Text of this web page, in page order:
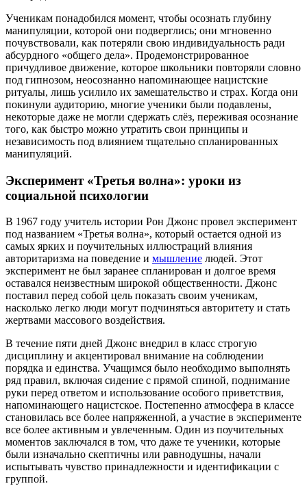
Ученикам понадобился момент, чтобы осознать глубину
манипуляции, которой они подверглись; они мгновенно
почувствовали, как потеряли свою индивидуальность ради
абсурдного «общего дела». Продемонстрированное
причудливое движение, которое школьники повторяли словно
под гипнозом, неосознанно напоминающее нацистские
ритуалы, лишь усилило их замешательство и страх. Когда они
покинули аудиторию, многие ученики были подавлены,
некоторые даже не могли сдержать слёз, переживая осознание
того, как быстро можно утратить свои принципы и
независимость под влиянием тщательно спланированных
манипуляций.
Эксперимент «Третья волна»: уроки из
социальной психологии
В 1967 году учитель истории Рон Джонс провел эксперимент
под названием «Третья волна», который остается одной из
самых ярких и поучительных иллюстраций влияния
авторитаризма на поведение и мышление людей. Этот
эксперимент не был заранее спланирован и долгое время
оставался неизвестным широкой общественности. Джонс
поставил перед собой цель показать своим ученикам,
насколько легко люди могут подчиняться авторитету и стать
жертвами массового воздействия.
В течение пяти дней Джонс внедрил в класс строгую
дисциплину и акцентировал внимание на соблюдении
порядка и единства. Учащимся было необходимо выполнять
ряд правил, включая сидение с прямой спиной, поднимание
руки перед ответом и использование особого приветствия,
напоминающего нацистское. Постепенно атмосфера в классе
становилась все более напряженной, а участие в эксперименте
все более активным и увлеченным. Один из поучительных
моментов заключался в том, что даже те ученики, которые
были изначально скептичны или равнодушны, начали
испытывать чувство принадлежности и идентификации с
группой.